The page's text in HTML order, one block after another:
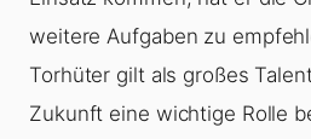
weitere Aufgaben zu
Torhüter gilt als großes
Zukunft eine wichtige Rolle